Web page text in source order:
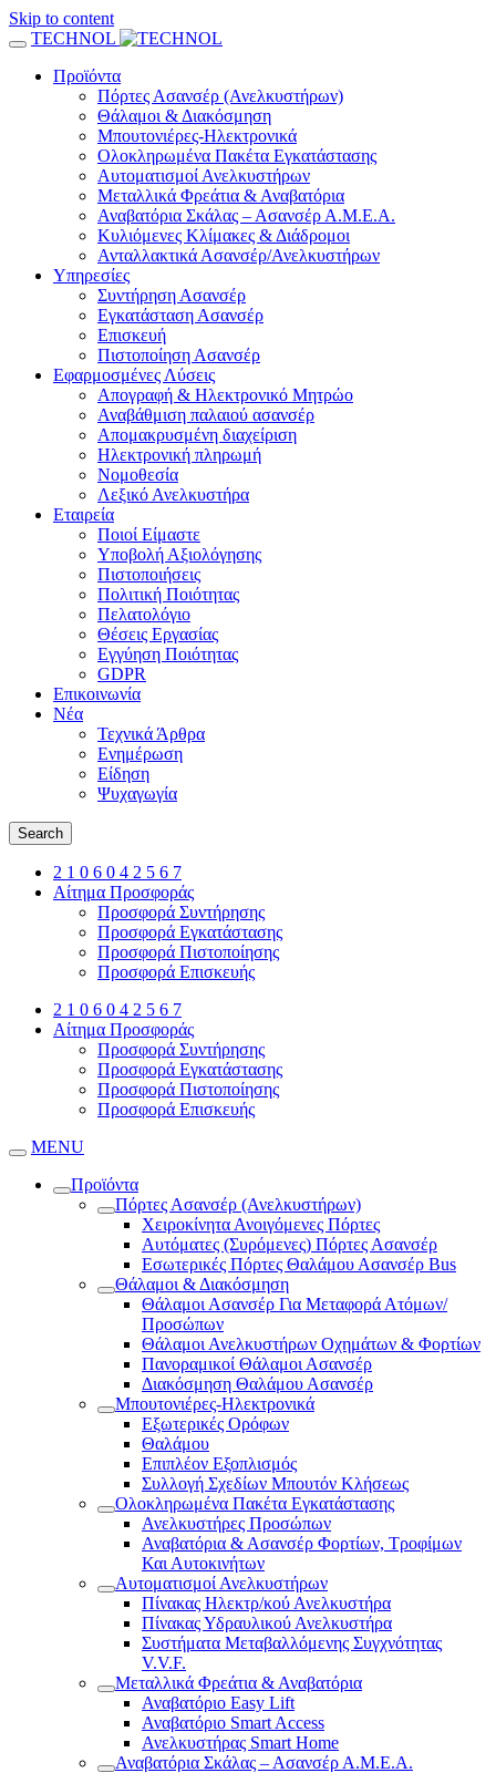
Skip to content
TECHNOL
Προϊόντα
Πόρτες Ασανσέρ (Ανελκυστήρων)
Θάλαμοι & Διακόσμηση
Μπουτονιέρες-Ηλεκτρονικά
Ολοκληρωμένα Πακέτα Εγκατάστασης
Αυτοματισμοί Ανελκυστήρων
Μεταλλικά Φρεάτια & Αναβατόρια
Αναβατόρια Σκάλας – Ασανσέρ Α.Μ.Ε.Α.
Κυλιόμενες Κλίμακες & Διάδρομοι
Ανταλλακτικά Ασανσέρ/Ανελκυστήρων
Υπηρεσίες
Συντήρηση Ασανσέρ
Εγκατάσταση Ασανσέρ
Επισκευή
Πιστοποίηση Ασανσέρ
Εφαρμοσμένες Λύσεις
Απογραφή & Ηλεκτρονικό Μητρώο
Αναβάθμιση παλαιού ασανσέρ
Απομακρυσμένη διαχείριση
Ηλεκτρονική πληρωμή
Νομοθεσία
Λεξικό Ανελκυστήρα
Εταιρεία
Ποιοί Είμαστε
Υποβολή Αξιολόγησης
Πιστοποιήσεις
Πολιτική Ποιότητας
Πελατολόγιο
Θέσεις Εργασίας
Εγγύηση Ποιότητας
GDPR
Επικοινωνία
Νέα
Τεχνικά Άρθρα
Ενημέρωση
Είδηση
Ψυχαγωγία
Search
2 1 0 6 0 4 2 5 6 7
Αίτημα Προσφοράς
Προσφορά Συντήρησης
Προσφορά Εγκατάστασης
Προσφορά Πιστοποίησης
Προσφορά Επισκευής
2 1 0 6 0 4 2 5 6 7
Αίτημα Προσφοράς
Προσφορά Συντήρησης
Προσφορά Εγκατάστασης
Προσφορά Πιστοποίησης
Προσφορά Επισκευής
MENU
Προϊόντα
Πόρτες Ασανσέρ (Ανελκυστήρων)
Χειροκίνητα Ανοιγόμενες Πόρτες
Αυτόματες (Συρόμενες) Πόρτες Ασανσέρ
Εσωτερικές Πόρτες Θαλάμου Ασανσέρ Bus
Θάλαμοι & Διακόσμηση
Θάλαμοι Ασανσέρ Για Μεταφορά Ατόμων/
Προσώπων
Θάλαμοι Ανελκυστήρων Οχημάτων & Φορτίων
Πανοραμικοί Θάλαμοι Ασανσέρ
Διακόσμηση Θαλάμου Ασανσέρ
Μπουτονιέρες-Ηλεκτρονικά
Εξωτερικές Ορόφων
Θαλάμου
Επιπλέον Εξοπλισμός
Συλλογή Σχεδίων Μπουτόν Κλήσεως
Ολοκληρωμένα Πακέτα Εγκατάστασης
Ανελκυστήρες Προσώπων
Αναβατόρια & Ασανσέρ Φορτίων, Τροφίμων
Και Αυτοκινήτων
Αυτοματισμοί Ανελκυστήρων
Πίνακας Ηλεκτρ/κού Ανελκυστήρα
Πίνακας Υδραυλικού Ανελκυστήρα
Συστήματα Μεταβαλλόμενης Συγχνότητας
V.V.F.
Μεταλλικά Φρεάτια & Αναβατόρια
Αναβατόριο Easy Lift
Αναβατόριο Smart Access
Ανελκυστήρας Smart Home
Αναβατόρια Σκάλας – Ασανσέρ Α.Μ.Ε.Α.